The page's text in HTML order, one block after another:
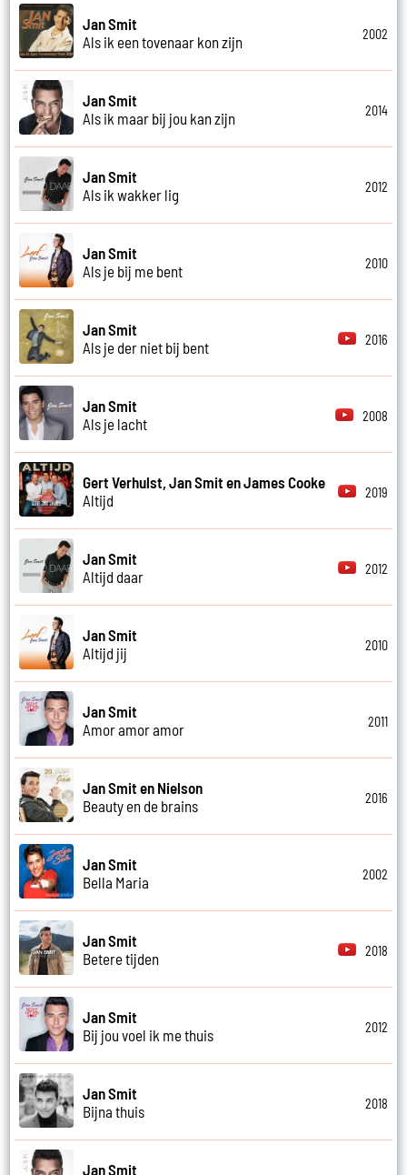
Jan Smit
Als ik een tovenaar kon zijn
2002
Jan Smit
Als ik maar bij jou kan zijn
2014
Jan Smit
Als ik wakker lig
2012
Jan Smit
Als je bij me bent
2010
Jan Smit
Als je der niet bij bent
2016
Jan Smit
Als je lacht
2008
Gert Verhulst, Jan Smit en James Cooke
Altijd
2019
Jan Smit
Altijd daar
2012
Jan Smit
Altijd jij
2010
Jan Smit
Amor amor amor
2011
Jan Smit en Nielson
Beauty en de brains
2016
Jan Smit
Bella Maria
2002
Jan Smit
Betere tijden
2018
Jan Smit
Bij jou voel ik me thuis
2012
Jan Smit
Bijna thuis
2018
Jan Smit